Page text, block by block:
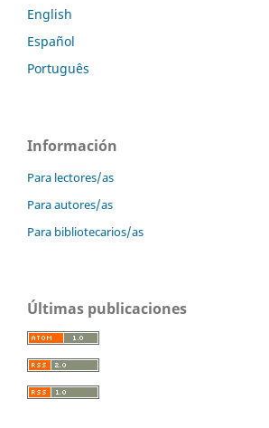
English
Español
Português
Información
Para lectores/as
Para autores/as
Para bibliotecarios/as
Últimas publicaciones